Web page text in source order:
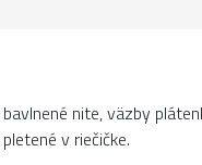
nite, väzby
v riečičke.